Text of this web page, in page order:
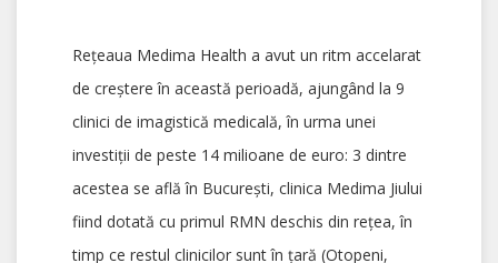
Rețeaua Medima Health a avut un ritm accelarat
de creștere în această perioadă, ajungând la 9
clinici de imagistică medicală, în urma unei
investiții de peste 14 milioane de euro: 3 dintre
acestea se află în București, clinica Medima Jiului
fiind dotată cu primul RMN deschis din rețea, în
timp ce restul clinicilor sunt în țară (Otopeni,